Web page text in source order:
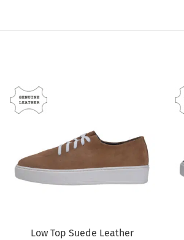
Low Top Suede Leather